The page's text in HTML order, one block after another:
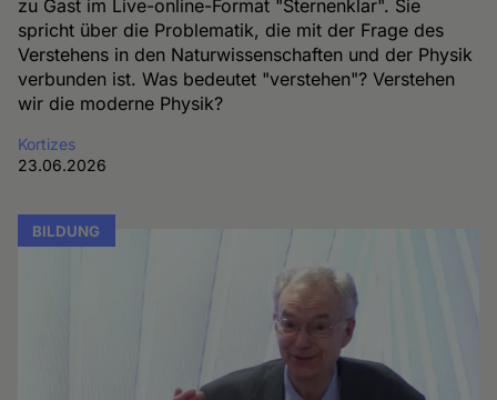
zu Gast im Live-online-Format "Sternenklar". Sie
spricht über die Problematik, die mit der Frage des
Verstehens in den Naturwissenschaften und der Physik
verbunden ist. Was bedeutet "verstehen"? Verstehen
wir die moderne Physik?
Kortizes
23.06.2026
BILDUNG